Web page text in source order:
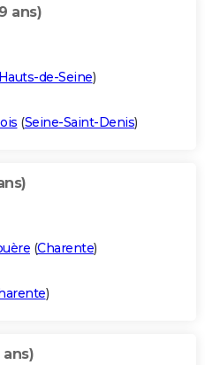
ans)
de-Seine)
(Seine-Saint-Denis)
(Charente)
)
ans)